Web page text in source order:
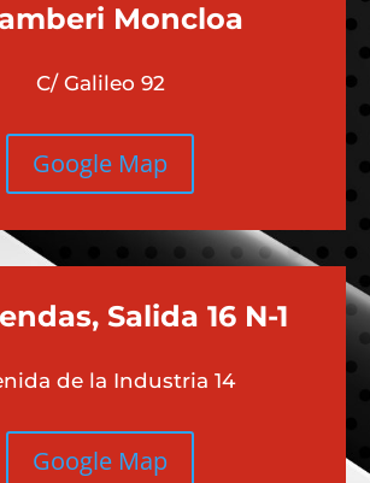
Moncloa
C/ Galileo 92
Google Map
Salida 16 N-1
de la Industria 14
Google Map